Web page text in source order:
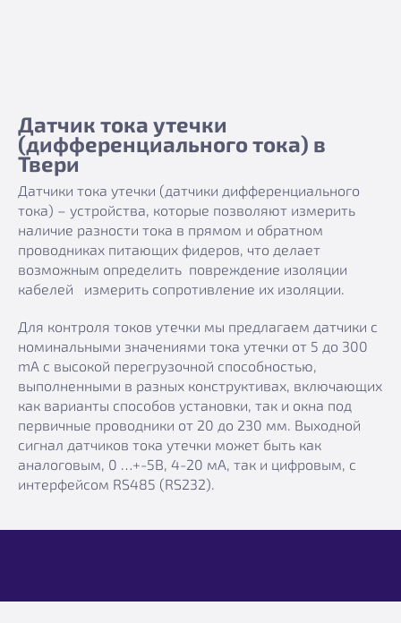
Датчик тока утечки
(дифференциального тока) в
Твери
Датчики тока утечки (датчики дифференциального
тока) – устройства, которые позволяют измерить
наличие разности тока в прямом и обратном
проводниках питающих фидеров, что делает
возможным определить повреждение изоляции
кабелей измерить сопротивление их изоляции.
Для контроля токов утечки мы предлагаем датчики с
номинальными значениями тока утечки от 5 до 300
mA с высокой перегрузочной способностью,
выполненными в разных конструктивах, включающих
как варианты способов установки, так и окна под
первичные проводники от 20 до 230 мм. Выходной
сигнал датчиков тока утечки может быть как
аналоговым, 0 …+-5В, 4-20 мА, так и цифровым, с
интерфейсом RS485 (RS232).